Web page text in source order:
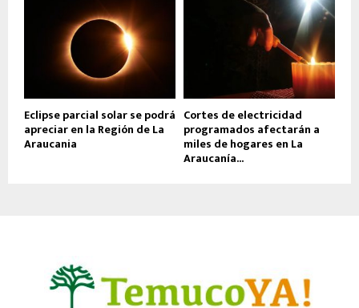
Eclipse parcial solar se podrá
apreciar en la Región de La
Araucania
Cortes de electricidad
programados afectarán a
miles de hogares en La
Araucanía...